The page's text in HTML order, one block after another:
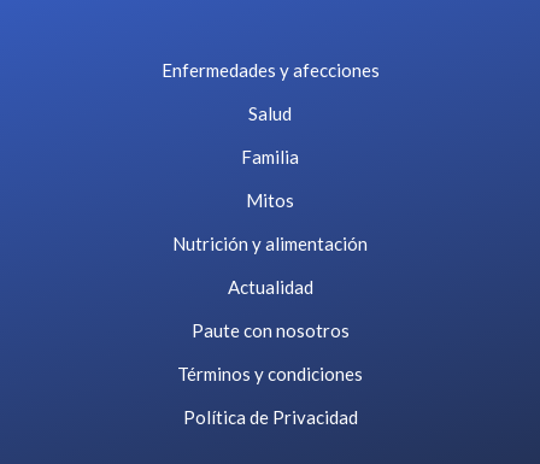
Enfermedades y afecciones
Salud
Familia
Mitos
Nutrición y alimentación
Actualidad
Paute con nosotros
Términos y condiciones
Política de Privacidad